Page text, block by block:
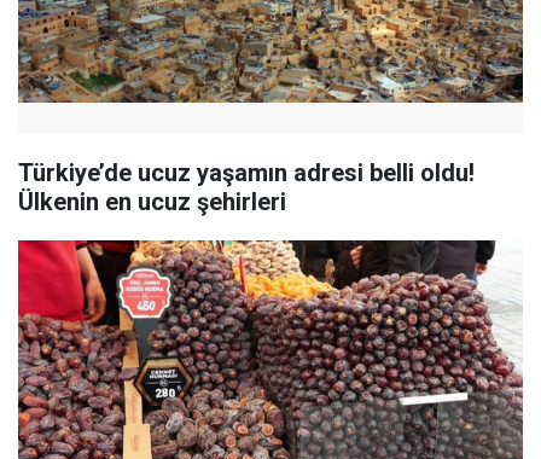
Türkiye’de ucuz yaşamın adresi belli oldu!
Ülkenin en ucuz şehirleri